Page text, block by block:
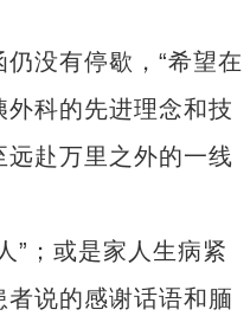
没有停歇，“希望在
科的先进理念和技
赴万里之外的一线
；或是家人生病紧
说的感谢话语和腼